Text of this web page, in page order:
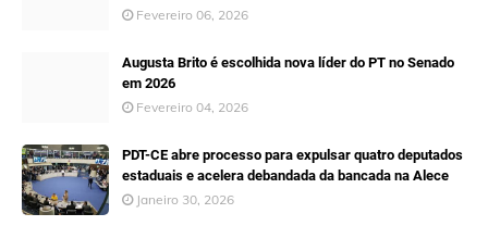
Fevereiro 06, 2026
Augusta Brito é escolhida nova líder do PT no Senado
em 2026
Fevereiro 04, 2026
PDT-CE abre processo para expulsar quatro deputados
estaduais e acelera debandada da bancada na Alece
Janeiro 30, 2026